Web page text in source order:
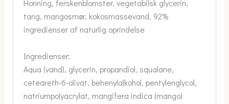
Honning, ferskenblomster, vegetabilsk glycerin,
tang, mangosmør, kokosmassevand. 92%
ingredienser af naturlig oprindelse
Ingredienser:
Aqua (vand), glycerin, propandiol, squalane,
ceteareth-6-olivat, behenylalkohol, pentylenglycol,
natriumpolyacrylat, mangifera indica (mango)